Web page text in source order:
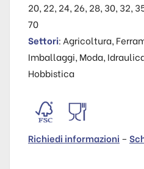
20, 22, 24, 26, 28, 30, 32,
70
Settori: Agricoltura,
Imballaggi, Moda,
Hobbistica
Richiedi informazioni –